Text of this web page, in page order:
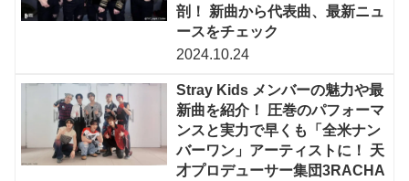
剖！ 新曲から代表曲、最新ニュ
ースをチェック
2024.10.24
Stray Kids メンバーの魅力や最
新曲を紹介！ 圧巻のパフォーマ
ンスと実力で早くも「全米ナン
バーワン」アーティストに！ 天
才プロデューサー集団3RACHA